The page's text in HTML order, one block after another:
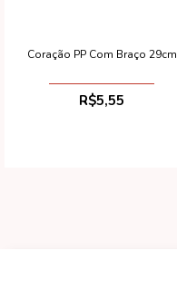
Coração PP Com Braço 29cm
R$5,55